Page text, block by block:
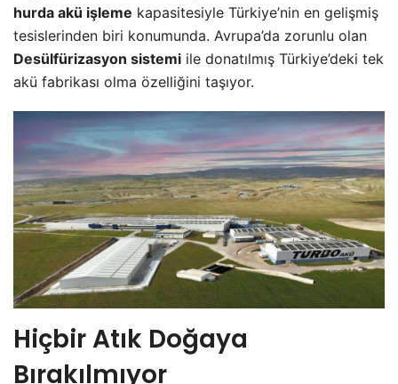
hurda akü işleme kapasitesiyle Türkiye’nin en gelişmiş
tesislerinden biri konumunda. Avrupa’da zorunlu olan
Desülfürizasyon sistemi ile donatılmış Türkiye’deki tek
akü fabrikası olma özelliğini taşıyor.
Hiçbir Atık Doğaya
Bırakılmıyor